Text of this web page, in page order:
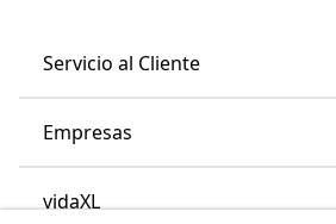
Servicio al Cliente
Empresas
vidaXL